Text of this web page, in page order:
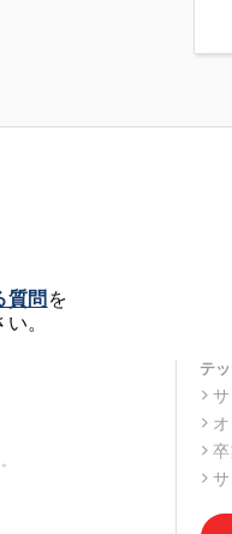
質問 を
。
テ